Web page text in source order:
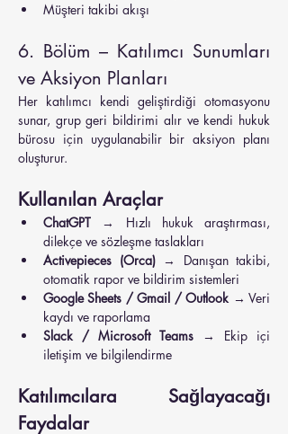
Müşteri takibi akışı
6. Bölüm – Katılımcı Sunumları
ve Aksiyon Planları
Her katılımcı kendi geliştirdiği otomasyonu
sunar, grup geri bildirimi alır ve kendi hukuk
bürosu için uygulanabilir bir aksiyon planı
oluşturur.
Kullanılan Araçlar
ChatGPT → Hızlı hukuk araştırması,
dilekçe ve sözleşme taslakları
Activepieces (Orca) → Danışan takibi,
otomatik rapor ve bildirim sistemleri
Google Sheets / Gmail / Outlook → Veri
kaydı ve raporlama
Slack / Microsoft Teams → Ekip içi
iletişim ve bilgilendirme
Katılımcılara Sağlayacağı
Faydalar